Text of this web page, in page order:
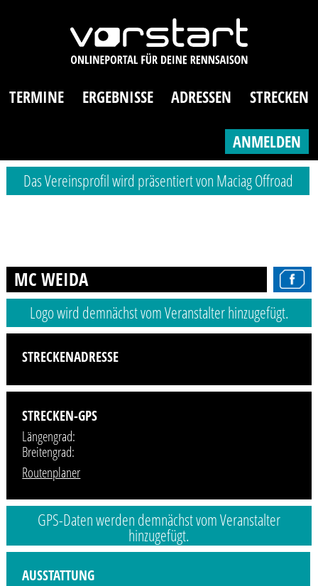
TERMINE ERGEBNISSE ADRESSEN STRECKEN
ANMELDEN
Das Vereinsprofil wird präsentiert von Maciag Offroad
MC WEIDA
Logo wird demnächst vom Veranstalter hinzugefügt.
STRECKENADRESSE
STRECKEN-GPS
Längengrad:
Breitengrad:
Routenplaner
GPS-Daten werden demnächst vom Veranstalter
hinzugefügt.
Profilbild wird demnächst vom Veranstalter hinzugefügt.
AUSSTATTUNG